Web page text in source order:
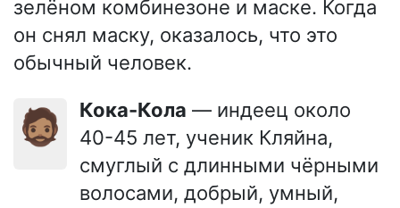
зелёном комбинезоне и маске. Когда
он снял маску, оказалось, что это
обычный человек.
🧔🏽 Кока-Кола — индеец около
40-45 лет, ученик Кляйна,
смуглый с длинными чёрными
волосами, добрый, умный,